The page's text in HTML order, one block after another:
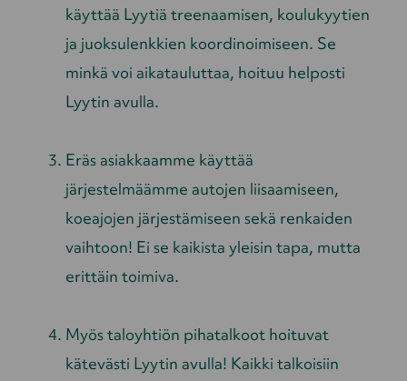
käyttää Lyytiä treenaamisen, koulukyytien
ja juoksulenkkien koordinoimiseen. Se
minkä voi aikatauluttaa, hoituu helposti
Lyytin avulla.
Eräs asiakkaamme käyttää
järjestelmäämme autojen liisaamiseen,
koeajojen järjestämiseen sekä renkaiden
vaihtoon! Ei se kaikista yleisin tapa, mutta
erittäin toimiva.
Myös taloyhtiön pihatalkoot hoituvat
kätevästi Lyytin avulla! Kaikki talkoisiin